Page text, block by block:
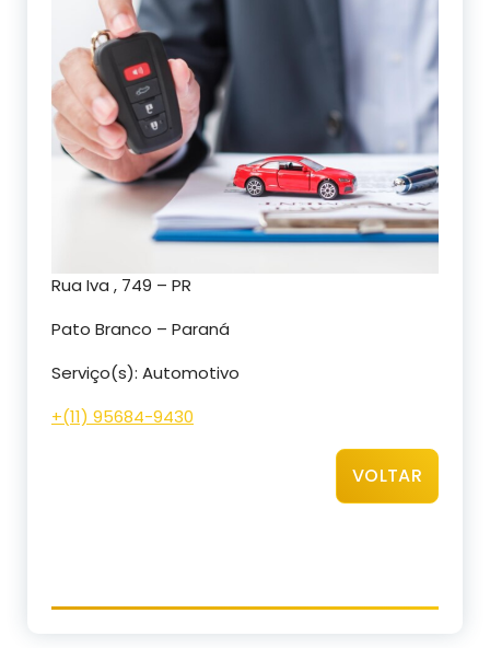
Rua Iva , 749 – PR
Pato Branco – Paraná
Serviço(s): Automotivo
+(11) 95684-9430
VOLTAR